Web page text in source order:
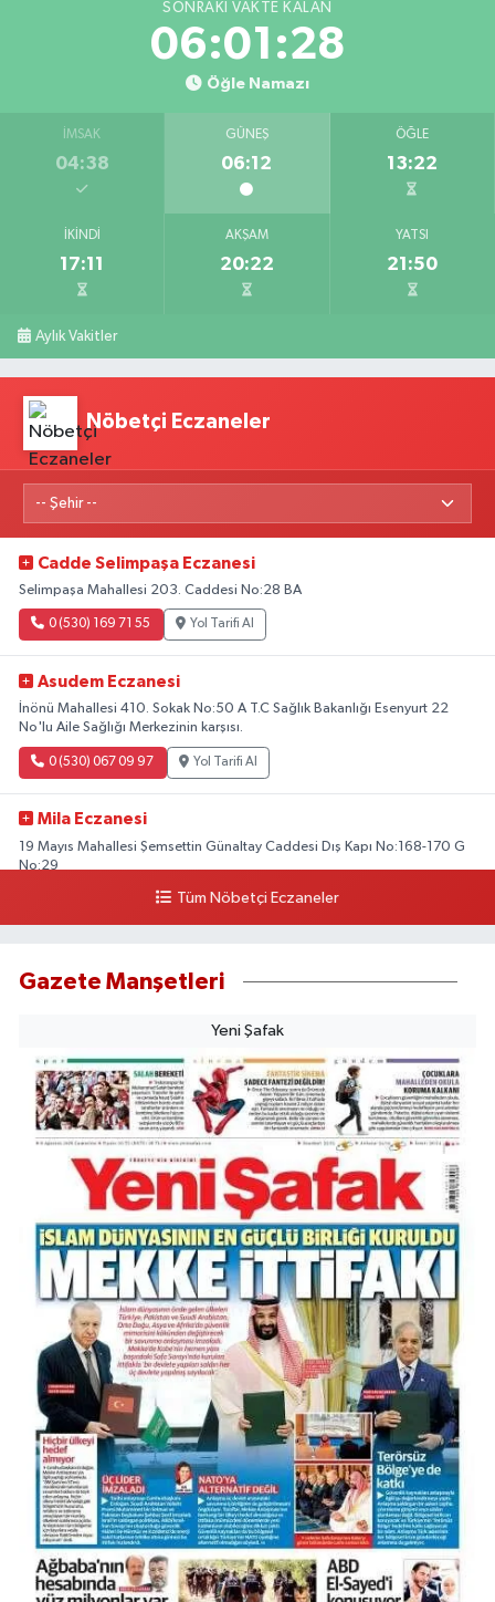
SONRAKI VAKTE KALAN
06:01:27
Öğle Namazı
İMSAK
04:38
GÜNEŞ
06:12
ÖĞLE
13:22
İKINDI
17:11
AKŞAM
20:22
YATSI
21:50
Aylık Vakitler
Nöbetçi Eczaneler
Cadde Selimpaşa Eczanesi
Selimpaşa Mahallesi 203. Caddesi No:28 BA
0 (530) 169 71 55 Yol Tarifi Al
Asudem Eczanesi
İnönü Mahallesi 410. Sokak No:50 A T.C Sağlık Bakanlığı Esenyurt 22
No'lu Aile Sağlığı Merkezinin karşısı.
0 (530) 067 09 97 Yol Tarifi Al
Mila Eczanesi
19 Mayıs Mahallesi Şemsettin Günaltay Caddesi Dış Kapı No:168-170 G
No:29
Yol Tarifi Al
Yahya Kahya Mahallesi Kasımpaşa Bostanı Sokak 18A Mutfak Ekipmanları
0 (212) 253 77 44 Yol Tarifi Al
3.İstanbul Eczanesi
Başakşehir Mahallesi Gazi Mustafa Kemal Bulvarı A101 market
yakınındaki diş kliniği ile emlak ofisi arasında bulunan köşe dükkanı
0 (212) 813 66 13 Yol Tarifi Al
Papatya Eczanesi
Petroliş Mahallesi Nirengi Sokak No:11 A Hüseyin Araç Sağlık Merkezi Yanı
Yavuz Selim Orta Okul Karşısı
0 (216) 755 14 15 Yol Tarifi Al
Osman Eczanesi
Osmanağa Mahallesi Kuşdili Caddesi No:55 A
0 (216) 784 30 99 Yol Tarifi Al
Burcu Eczanesi
Veliefendi Mahallesi Çırpıcı Yolu B Sokak 1-B PİDEBANK AŞAĞISI
YAKAMOZ BÜFE KARŞISI
0 (212) 679 28 65 Yol Tarifi Al
Tüm Nöbetçi Eczaneler
Gazete Manşetleri
Yeni Şafak